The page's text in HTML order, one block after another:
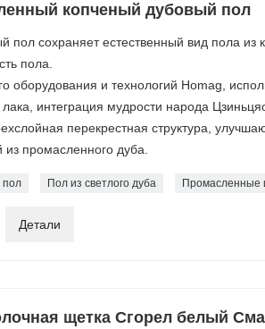
копченый дубовый пол
пол сохраняет естественный вид пола из
пола.
оборудования и технологий Homag,
интеграция мудрости народа
перекрестная структура,
из промасленного дуба.
пол Пол из светлого дуба Промасленные
Детали
щетка Сгорел белый